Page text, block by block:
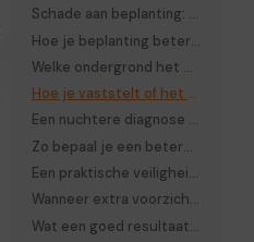
Schade aan beplanting: hoe dat gebeurt
Hoe je beplanting beter beschermt
Welke ondergrond het meest gevoelig is
Hoe je vaststelt of het alleen een oppervlakterest is of echte schade
Een nuchtere diagnose voordat je opnieuw reinigt
Zo bepaal je een betere dosering voor de volgende keer
Een praktische veiligheidscheck vóór je begint
Wanneer extra voorzichtigheid nodig is
Wat een goed resultaat er eigenlijk uitziet